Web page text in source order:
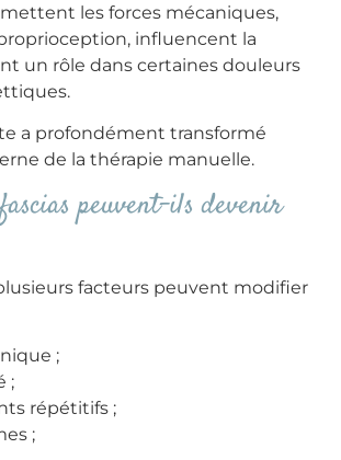
les forces mécaniques,
influencent la
un rôle dans certaines douleurs
a profondément transformé
de la thérapie manuelle.
peuvent-ils devenir
facteurs peuvent modifier
;
;
répétitifs ;
;